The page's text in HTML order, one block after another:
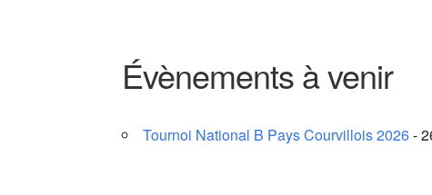
Évènements à venir
Tournoi National B Pays Courvillois 2026-